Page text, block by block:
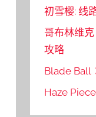
初雪樱: 线
哥布林维
攻略
Blade Ball
Haze